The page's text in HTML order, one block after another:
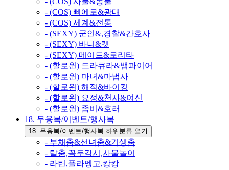
- (COS) 삐에로&광대
- (COS) 세계&전통
- (SEXY) 군인&,경찰&간호사
- (SEXY) 바니&캣
- (SEXY) 메이드&로리타
- (할로윈) 드라큐라&뱀파이어
- (할로윈) 마녀&마법사
- (할로윈) 해적&바이킹
- (할로윈) 요정&천사&여신
- (할로윈) 좀비&호러
18. 무용복/이벤트/행사복
18. 무용복/이벤트/행사복 하위분류 열기
- 부채춤&선녀춤&기생춤
- 탈춤,꼭두각시,사물놀이
- 라틴,플라멩고,캉캉